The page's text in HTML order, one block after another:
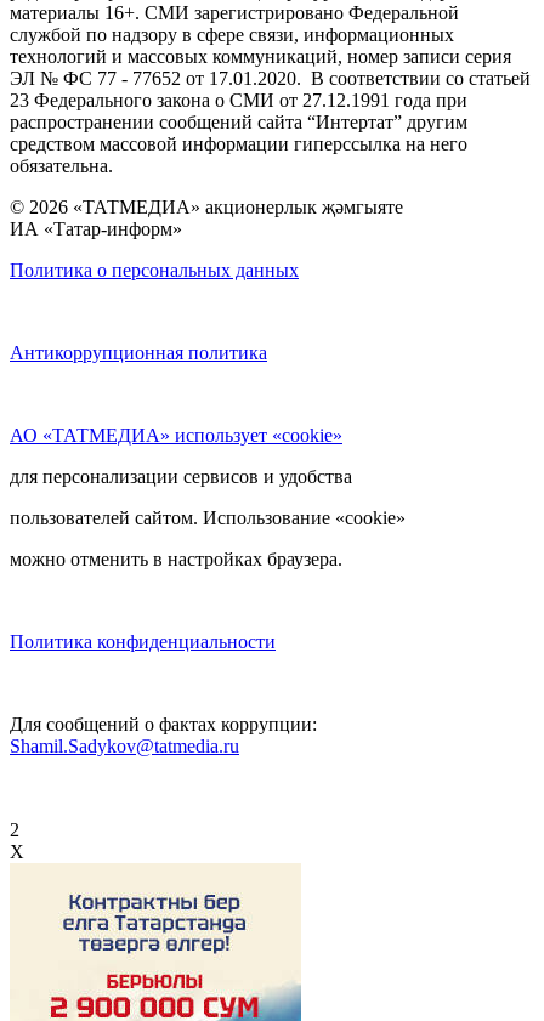
материалы 16+. СМИ зарегистрировано Федеральной
службой по надзору в сфере связи, информационных
технологий и массовых коммуникаций, номер записи серия
ЭЛ № ФС 77 - 77652 от 17.01.2020. В соответствии со статьей
23 Федерального закона о СМИ от 27.12.1991 года при
распространении сообщений сайта “Интертат” другим
средством массовой информации гиперссылка на него
обязательна.
© 2026 «ТАТМЕДИА» акционерлык җәмгыяте
ИА «Татар-информ»
Политика о персональных данных
Антикоррупционная политика
АО «ТАТМЕДИА» использует «cookie»
для персонализации сервисов и удобства
пользователей сайтом. Использование «cookie»
можно отменить в настройках браузера.
Политика конфиденциальности
Для сообщений о фактах коррупции:
Shamil.Sadykov@tatmedia.ru
2
X